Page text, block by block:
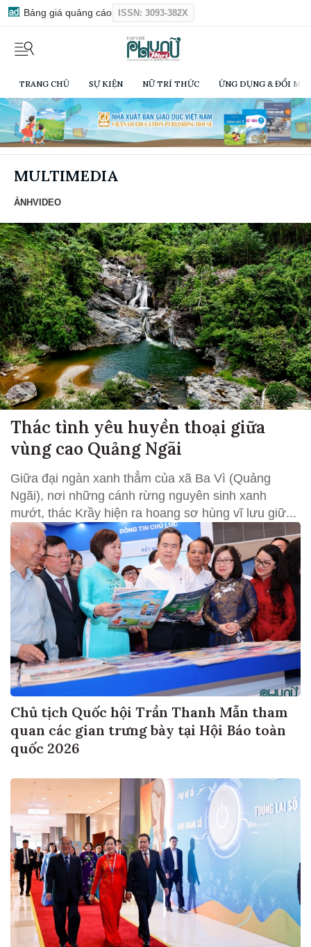
Bảng giá quảng cáo ISSN: 3093-382X
TRANG CHỦ SỰ KIỆN NỮ TRÍ THỨC ỨNG DỤNG & ĐỔI
MULTIMEDIA
ẢNHVIDEO
Thác tình yêu huyền thoại giữa
vùng cao Quảng Ngãi
Giữa đại ngàn xanh thẳm của xã Ba Vì (Quảng
Ngãi), nơi những cánh rừng nguyên sinh xanh
mướt, thác Krầy hiện ra hoang sơ hùng vĩ lưu giữ...
Chủ tịch Quốc hội Trần Thanh Mẫn tham
quan các gian trưng bày tại Hội Báo toàn
quốc 2026